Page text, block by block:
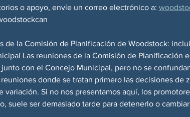
o apoyo, envíe un correo electrónico a:
de la Comisión de Planificación de Woodstock:
Las reuniones de la Comisión de Planificación
con el Concejo Municipal, pero no se
reuniones donde se tratan primero las decisiones
variación. Si no nos presentamos aquí, los
suele ser demasiado tarde para detenerlo o